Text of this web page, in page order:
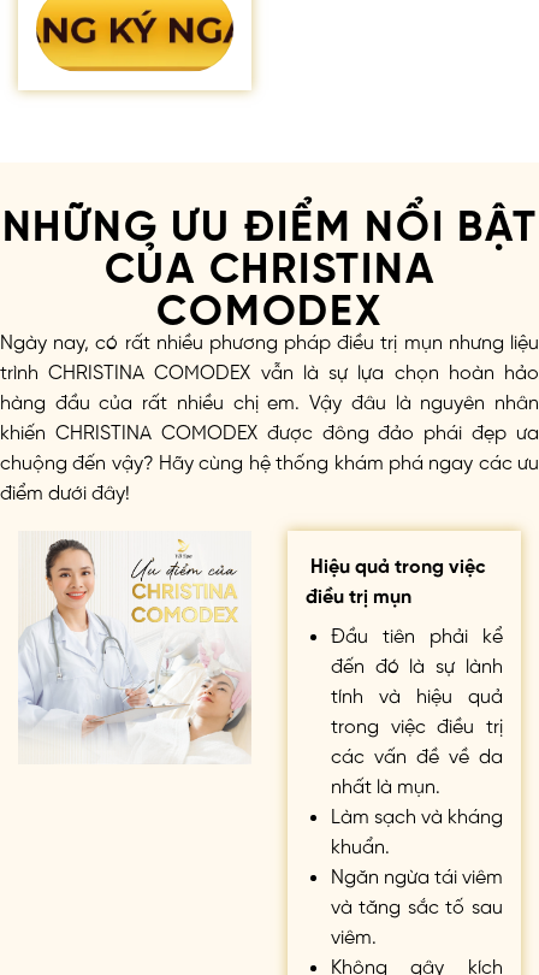
NHỮNG ƯU ĐIỂM NỔI BẬT
CỦA CHRISTINA
COMODEX
Ngày nay, có rất nhiều phương pháp điều trị mụn nhưng liệu
trình CHRISTINA COMODEX vẫn là sự lựa chọn hoàn hảo
hàng đầu của rất nhiều chị em. Vậy đâu là nguyên nhân
khiến CHRISTINA COMODEX được đông đảo phái đẹp ưa
chuộng đến vậy? Hãy cùng hệ thống khám phá ngay các ưu
điểm dưới đây!
Hiệu quả trong việc
điều trị mụn
Đầu tiên phải kể
đến đó là sự lành
tính và hiệu quả
trong việc điều trị
các vấn đề về da
nhất là mụn.
Làm sạch và kháng
khuẩn.
Ngăn ngừa tái viêm
và tăng sắc tố sau
viêm.
Không gây kích